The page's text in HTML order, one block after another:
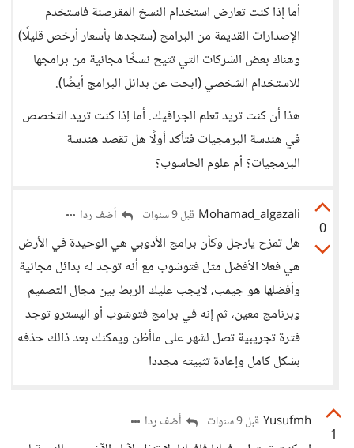
أما إذا كنت تعارض استخدام النسخ المقرصنة فاستخدم
الإصدارات القديمة من البرامج (ستجدها بأسعار أرخص قليلًا)
وهناك بعض الشركات التي تتيح نسخًا مجانية من برامجها
للاستخدام الشخصي (ابحث عن بدائل البرامج أيضًا).
هذا أن كنت تريد تعلم الجرافيك. أما إذا كنت تريد التخصص
في هندسة البرمجيات فتأكد أولًا هل تقصد هندسة
البرمجيات؟ أم علوم الحاسوب؟
0
Mohamad_algazali قبل 9 سنوات أضف ردا
هل تمزح يارجل وكأن برامج الأدوبي هي الوحيدة في الأرض
هي فعلا الأفضل مثل فتوشوب مع أنه توجد له بدائل مجانية
وأفضلها هو جيمب، لايجب عليك الربط بين مجال التصميم
وبرنامج معين، ثم إنه في برامج فتوشوب أو اليسترو توجد
فترة تجريبية تصل لشهر على ماأظن ويمكنك بعد ذالك حذفه
بشكل كامل وإعادة تثبيته مجددا
1
Yusufmh قبل 9 سنوات أضف ردا